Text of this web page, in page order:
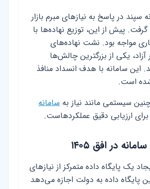
سپند در پاسخ به نیازهای مبرم بازار
پیش از این، توزیع نهاده‌ها با
مواجه بود. نشت نهاده‌های
آزاد، یکی از بزرگترین چالش‌ها
سامانه با هدف انسداد منافذ
است.
سیستمی مانند نیاز به سامانه
برای ارزیابی دقیق عملکردهاست.
در افق ۱۴۰۵
یک پایگاه داده متمرکز از نیازهای
پایگاه داده به دولت اجازه می‌دهد